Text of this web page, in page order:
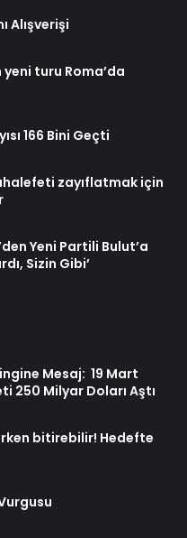
Alışverişi
turu Roma’da
166 Bini Geçti
zayıflatmak için
Yeni Partili Bulut’a
Sizin Gibi’
Mesaj: 19 Mart
250 Milyar Doları Aştı
bitirebilir! Hedefte